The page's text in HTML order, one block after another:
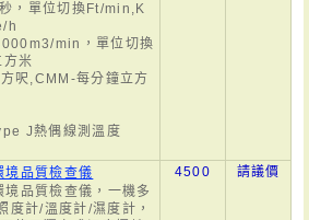
，單位切換Ft/min,K
h
min，單位切換
米
呎,CMM-每分鐘立方
J熱偶線測溫度
境品質檢查儀
境品質檢查儀，一機多
度計/溫度計/濕度計，
4500 請議價